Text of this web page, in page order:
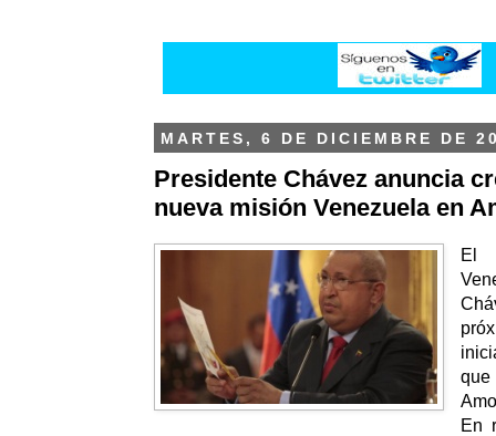
MARTES, 6 DE DICIEMBRE DE
Presidente Chávez anuncia
nueva misión Venezuela en
El
En